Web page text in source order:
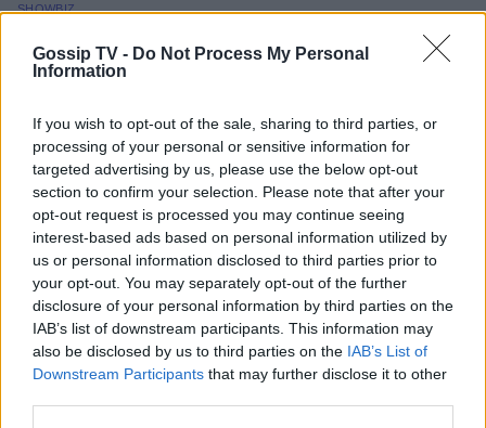
Gossip TV - Do Not Process My Personal
Information
If you wish to opt-out of the sale, sharing to third parties, or
processing of your personal or sensitive information for
targeted advertising by us, please use the below opt-out
section to confirm your selection. Please note that after your
opt-out request is processed you may continue seeing
interest-based ads based on personal information utilized by
us or personal information disclosed to third parties prior to
your opt-out. You may separately opt-out of the further
disclosure of your personal information by third parties on the
IAB’s list of downstream participants. This information may
also be disclosed by us to third parties on the IAB’s List of
Downstream Participants that may further disclose it to other
SHOWBIZ
Παπούλια σε αυτή τη φωτογραφία; Η
ανάρτηση και το μήνυμα με
SHOWBIZ
Οικονομάκου: To fashion souvenir
από τα Bora Bora - H χειροποίητη
τσάντα από φύλλα που θα ζηλέψεις
SHOWBIZ
Summer vibes για τη Δανάη Μπάρκα
– Το πολύχρωμο look που ξεχώρισε
σε καλοκαιρινό πάρτι
ΟΛΕΣ ΟΙ ΕΙΔΗΣΕΙΣ
DPG NETWORK